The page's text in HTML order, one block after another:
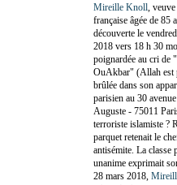
Mireille Knoll ,
française âgée de 85
découverte le
2018 vers 18 h 30
poignardée au cri de
OuAkbar" (Allah est
brûlée dans son
parisien au 30
Auguste - 75011
terroriste islamiste ?
parquet retenait le
antisémite. La classe
unanime exprimait
28 mars 2018,